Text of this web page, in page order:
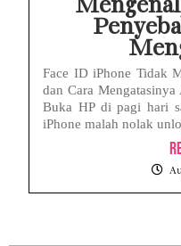
Face ID iPhone Tidak
dan Cara
Buka HP di pagi hari
iPhone malah nolak